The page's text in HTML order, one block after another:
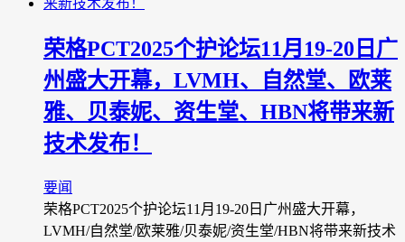
荣格PCT2025个护论坛11月19-20日广
州盛大开幕，LVMH、自然堂、欧莱
雅、贝泰妮、资生堂、HBN将带来新
技术发布！
要闻
荣格PCT2025个护论坛11月19-20日广州盛大开幕，
LVMH/自然堂/欧莱雅/贝泰妮/资生堂/HBN将带来新技术